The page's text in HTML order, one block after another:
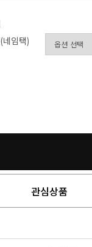
네임택)
관심상품